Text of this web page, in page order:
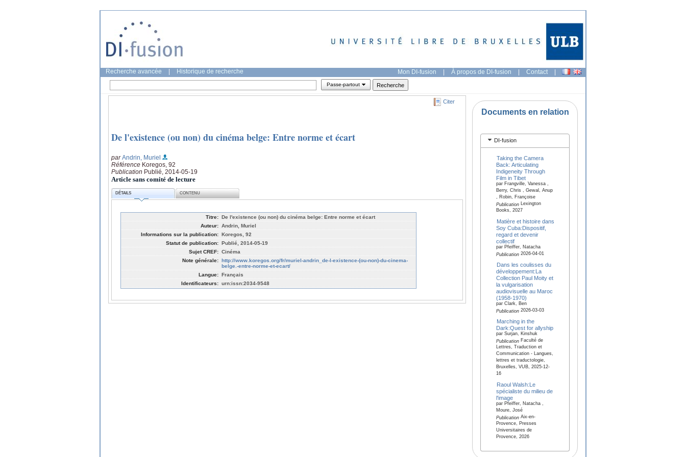
Recherche avancée Historique de recherche Mon DI-fusion | À propos de DI-fusion | Contact |
Passe-partout
Citer
De l'existence (ou non) du cinéma belge: Entre norme et écart
parAndrin, Muriel
Référence Koregos, 92
Publication Publié, 2014-05-19
Article sans comité de lecture
DÉTAILS CONTENU
Titre: De l'existence (ou non) du cinéma belge: Entre norme et écart
Auteur: Andrin, Muriel
Informations sur la publication: Koregos, 92
Statut de publication: Publié, 2014-05-19
Sujet CREF: Cinéma
Note générale: http://www.koregos.org/fr/muriel-andrin_de-l-existence-(ou-non)-du-cinema-
belge.-entre-norme-et-ecart/
Langue: Français
Identificateurs: urn:issn:2034-9548
Documents en relation
DI-fusion
Taking the Camera
Back: Articulating
Indigeneity Through
Film in Tibet
par Frangville, Vanessa ,
Berry, Chris , Gewal, Anup
, Robin, Françoise
PublicationLexington
Books, 2027
Matière et histoire dans
Soy Cuba:Dispositif,
regard et devenir
collectif
par Pfeiffer, Natacha
Publication2026-04-01
Dans les coulisses du
développement:La
Collection Paul Moity et
la vulgarisation
audiovisuelle au Maroc
(1958-1970)
par Clark, Ben
Publication2026-03-03
Marching in the
Dark:Quest for allyship
par Surjan, Kinshuk
PublicationFaculté de
Lettres, Traduction et
Communication - Langues,
lettres et traductologie,
Bruxelles, VUB, 2025-12-
16
Raoul Walsh:Le
spécialiste du milieu de
l'image
par Pfeiffer, Natacha ,
Moure, José
PublicationAix-en-
Provence, Presses
Universitaires de
Provence, 2026